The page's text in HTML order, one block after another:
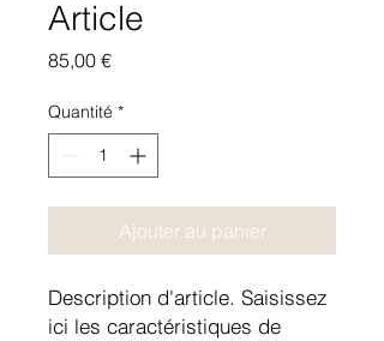
Article
85,00 €Prix
Quantité *
Ajouter au panier
Description d'article. Saisissez
ici les caractéristiques de